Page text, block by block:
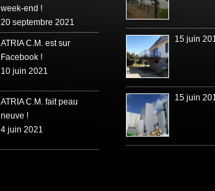
week-end !
20 septembre 2021
ATRIA C.M. est sur
Facebook !
10 juin 2021
ATRIA C.M. fait peau
neuve !
4 juin 2021
15 juin
15 juin